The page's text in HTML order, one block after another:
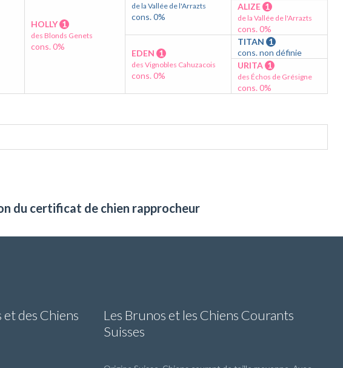
HOLLY 1
des Blonds Genets
cons. 0%
de la Vallée de l'Arrazts
cons. 0%
ALIZE 1
de la Vallée de l'Arrazts
cons. 0%
EDEN 1
des Vignobles Cahuzacois
cons. 0%
TITAN 1
cons. non définie
URITA 1
des Échos de Grésigne
cons. 0%
du certificat de chien rapprocheur
des Chiens
Les Brunos et les Chiens Courants
Suisses